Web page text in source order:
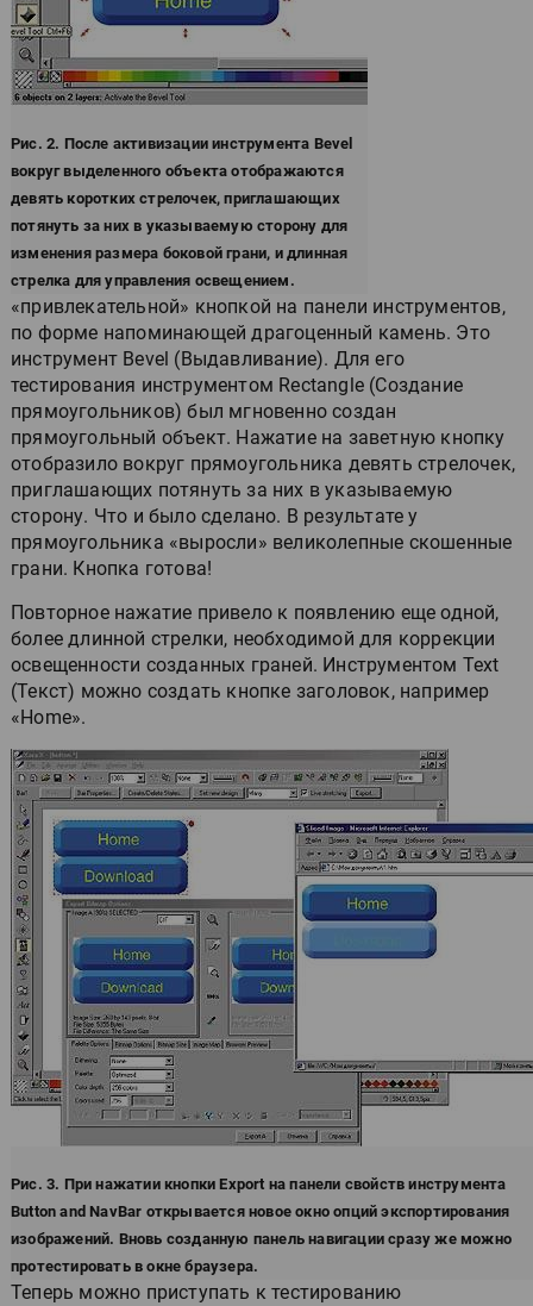
Рис. 2. После активизации инструмента Bevel
вокруг выделенного объекта отображаются
девять коротких стрелочек, приглашающих
потянуть за них в указываемую сторону для
изменения размера боковой грани, и длинная
стрелка для управления освещением.
«привлекательной» кнопкой на панели инструментов,
по форме напоминающей драгоценный камень. Это
инструмент Bevel (Выдавливание). Для его
тестирования инструментом Rectangle (Создание
прямоугольников) был мгновенно создан
прямоугольный объект. Нажатие на заветную кнопку
отобразило вокруг прямоугольника девять стрелочек,
приглашающих потянуть за них в указываемую
сторону. Что и было сделано. В результате у
прямоугольника «выросли» великолепные скошенные
грани. Кнопка готова!
Повторное нажатие привело к появлению еще одной,
более длинной стрелки, необходимой для коррекции
освещенности созданных граней. Инструментом Text
(Текст) можно создать кнопке заголовок, например
«Home».
Рис. 3. При нажатии кнопки Export на панели свойств инструмента
Button and NavBar открывается новое окно опций экспортирования
изображений. Вновь созданную панель навигации сразу же можно
протестировать в окне браузера.
Теперь можно приступать к тестированию